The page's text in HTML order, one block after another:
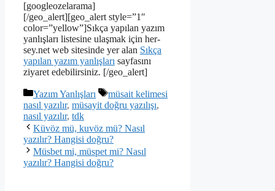
[googleozelarama]
[/geo_alert][geo_alert style=”1″
color=”yellow”]Sıkça yapılan yazım
yanlışları listesine ulaşmak için her-
sey.net web sitesinde yer alan Sıkça
yapılan yazım yanlışları sayfasını
ziyaret edebilirsiniz. [/geo_alert]
Kategoriler
Yazım Yanlışları Etiketler
müsait kelimesi
nasıl yazılır, müsayit doğru yazılışı,
nasıl yazılır, tdk
Küvöz mü, kuvöz mü? Nasıl
yazılır? Hangisi doğru?
Müsbet mi, müspet mi? Nasıl
yazılır? Hangisi doğru?